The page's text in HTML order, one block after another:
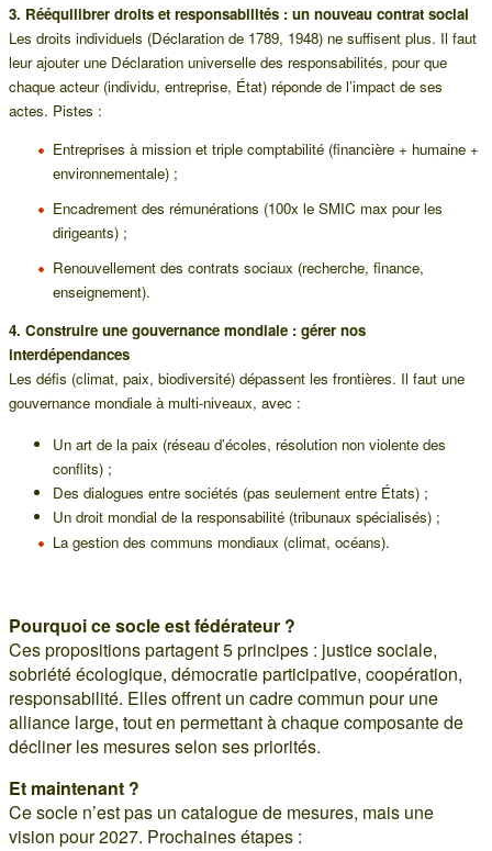
3. Rééquilibrer droits et responsabilités : un nouveau contrat social
Les droits individuels (Déclaration de 1789, 1948) ne suffisent plus. Il faut
leur ajouter une Déclaration universelle des responsabilités, pour que
chaque acteur (individu, entreprise, État) réponde de l’impact de ses
actes. Pistes :
Entreprises à mission et triple comptabilité (financière + humaine +
environnementale) ;
Encadrement des rémunérations (100x le SMIC max pour les
dirigeants) ;
Renouvellement des contrats sociaux (recherche, finance,
enseignement).
4. Construire une gouvernance mondiale : gérer nos
interdépendances
Les défis (climat, paix, biodiversité) dépassent les frontières. Il faut une
gouvernance mondiale à multi-niveaux, avec :
Un art de la paix (réseau d’écoles, résolution non violente des
conflits) ;
Des dialogues entre sociétés (pas seulement entre États) ;
Un droit mondial de la responsabilité (tribunaux spécialisés) ;
La gestion des communs mondiaux (climat, océans).
Pourquoi ce socle est fédérateur ?
Ces propositions partagent 5 principes : justice sociale,
sobriété écologique, démocratie participative, coopération,
responsabilité. Elles offrent un cadre commun pour une
alliance large, tout en permettant à chaque composante de
décliner les mesures selon ses priorités.
Et maintenant ?
Ce socle n’est pas un catalogue de mesures, mais une
vision pour 2027. Prochaines étapes :